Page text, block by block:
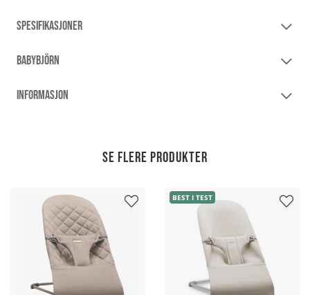
SPESIFIKASJONER
BABYBJÖRN
INFORMASJON
Se flere produkter
BEST I TEST